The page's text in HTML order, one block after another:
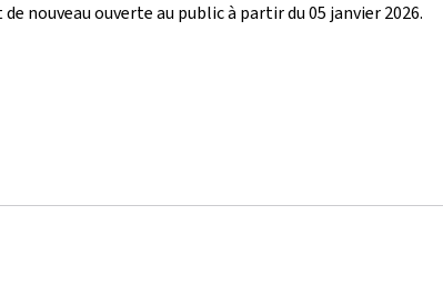
nouveau ouverte au public à partir du 05 janvier 2026.